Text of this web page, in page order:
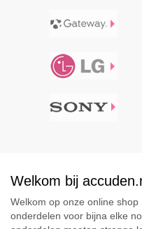
Welkom bij
Welkom op onze online
onderdelen voor bijna elke